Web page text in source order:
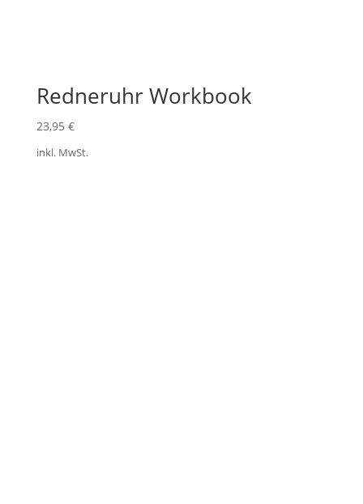
Redneruhr Workbook
23,95 €
inkl. MwSt.